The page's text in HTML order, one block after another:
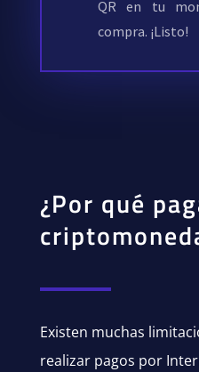
QR en tu
compra. ¡Listo!
¿Por qué
Existen muchas
realizar pagos por